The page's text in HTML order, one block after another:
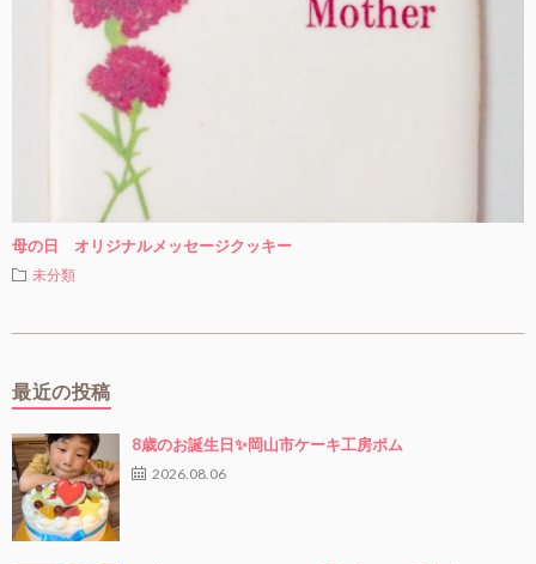
母の日 オリジナルメッセージクッキー
未分類
最近の投稿
8歳のお誕生日✨岡山市ケーキ工房ポム
2026.08.06